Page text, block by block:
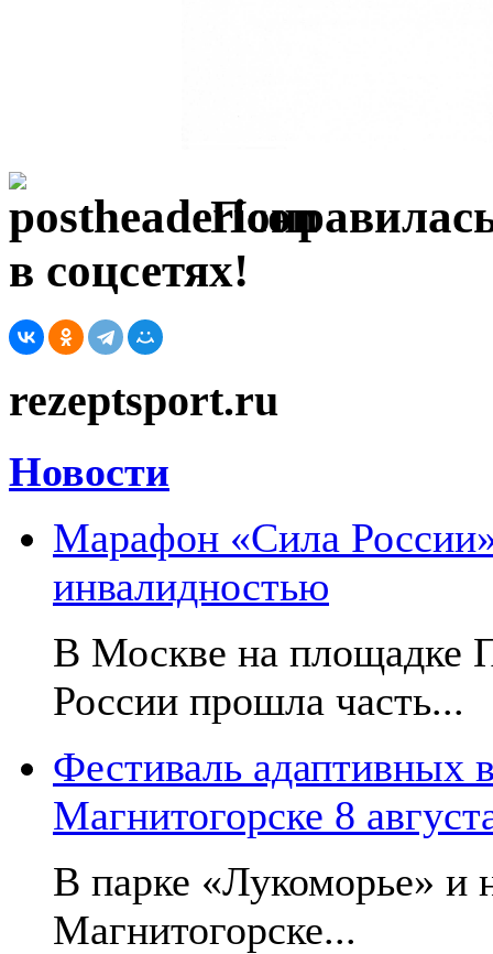
в соцсетях!
rezeptsport.ru
Новости
Марафон «Сила
инвалидностью
В Москве на площадке
России прошла часть...
Фестиваль адаптивных
Магнитогорске 8
В парке «Лукоморье» и
Магнитогорске...